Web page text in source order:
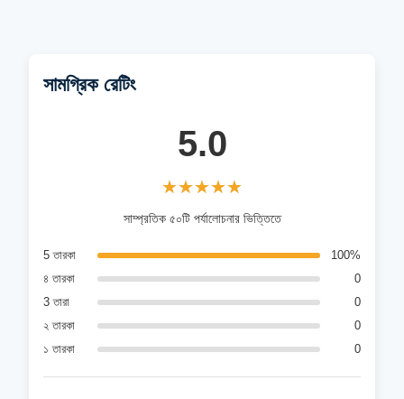
সামগ্রিক রেটিং
5.0
★★★★★
★★★★★
সাম্প্রতিক ৫০টি পর্যালোচনার ভিত্তিতে
5 তারকা
100%
৪ তারকা
0
3 তারা
0
২ তারকা
0
১ তারকা
0